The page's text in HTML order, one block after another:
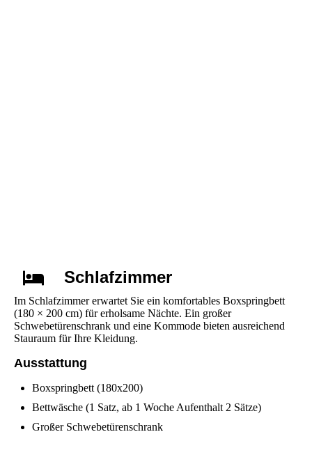
Schlafzimmer
Im Schlafzimmer erwartet Sie ein komfortables Boxspringbett
(180 × 200 cm) für erholsame Nächte. Ein großer
Schwebetürenschrank und eine Kommode bieten ausreichend
Stauraum für Ihre Kleidung.
Ausstattung
Boxspringbett (180x200)
Bettwäsche (1 Satz, ab 1 Woche Aufenthalt 2 Sätze)
Großer Schwebetürenschrank